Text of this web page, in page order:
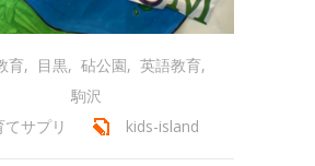
育, 目黒, 砧公園, 英語教育,
駒沢
てサプリ
kids-island